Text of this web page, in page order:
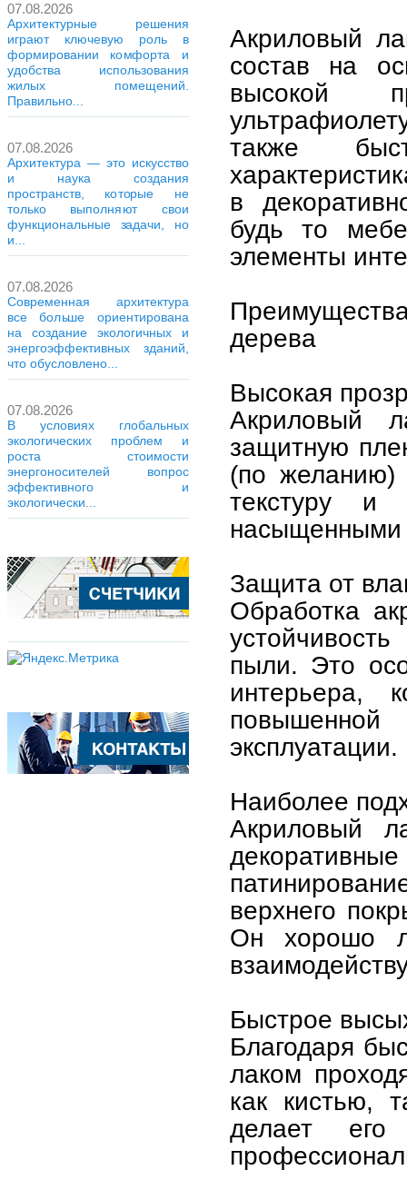
07.08.2026
Архитектурные решения
играют ключевую роль в
формировании комфорта и
удобства использования
жилых помещений.
Правильно...
07.08.2026
Архитектура — это искусство
и наука создания
пространств, которые не
только выполняют свои
функциональные задачи, но
и...
07.08.2026
Современная архитектура
все больше ориентирована
на создание экологичных и
энергоэффективных зданий,
что обусловлено...
07.08.2026
В условиях глобальных
экологических проблем и
роста стоимости
энергоносителей вопрос
эффективного и
экологически...
Акриловый
состав на
высокой
также
в
будь то
элементы
дерева
Высокая
Акриловый
защитную
(по желанию)
текстуру и
насыщенными
Защита от
Обработка
пыли. Это
интерьера,
эксплуатации.
Наиболее
Акриловый
верхнего
Он хорошо
Быстрое
Благодаря
лаком
как кистью,
делает его